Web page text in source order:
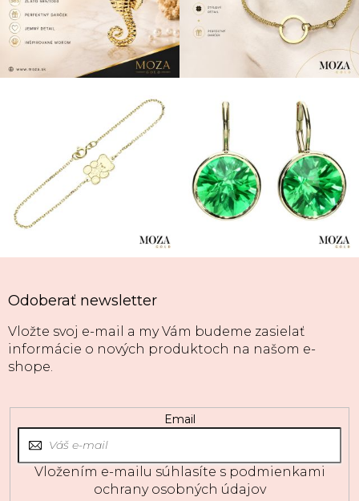
Odoberať newsletter
Vložte svoj e-mail a my Vám budeme zasielať
informácie o nových produktoch na našom e-
shope.
Email
Vložením e-mailu súhlasíte s podmienkami
ochrany osobných údajov